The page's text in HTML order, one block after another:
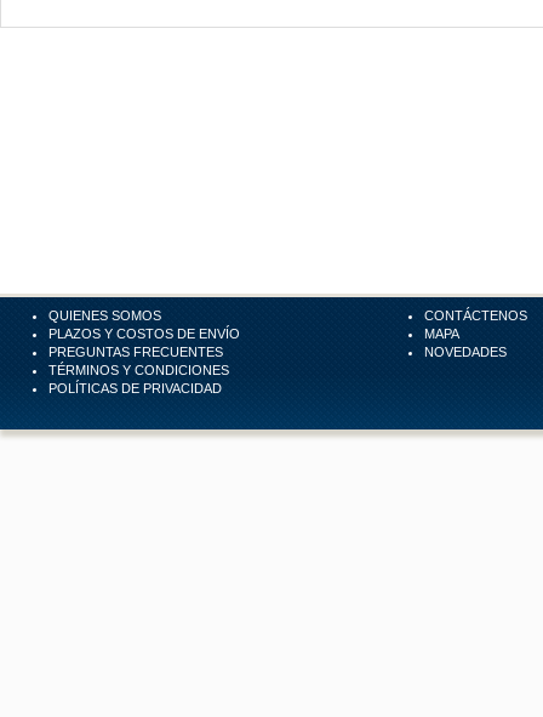
QUIENES SOMOS
PLAZOS Y COSTOS DE ENVÍO
PREGUNTAS FRECUENTES
TÉRMINOS Y CONDICIONES
POLÍTICAS DE PRIVACIDAD
CONTÁCTENOS
MAPA
NOVEDADES